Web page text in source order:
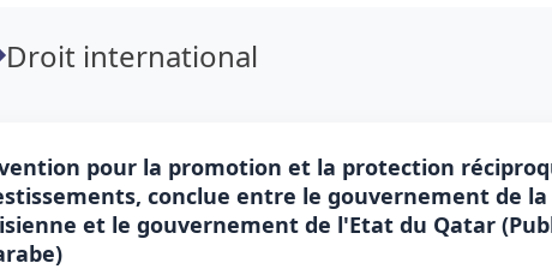
Droit international
pour la promotion et la protection
conclue entre le gouvernement de la
et le gouvernement de l'Etat du Qatar